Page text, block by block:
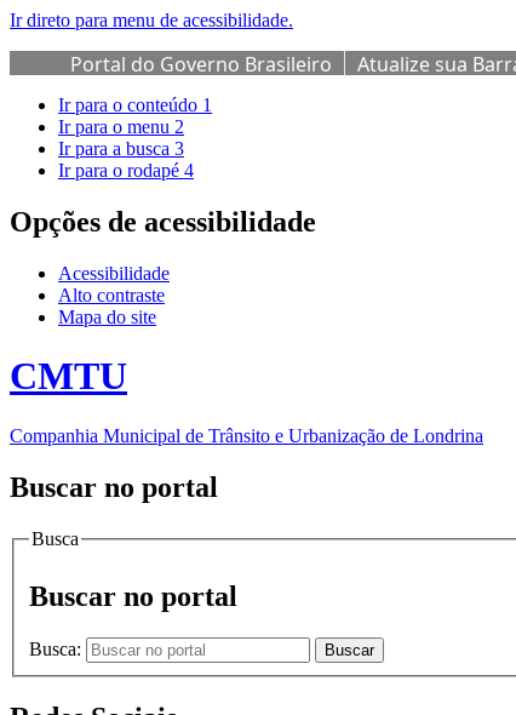
Ir direto para menu de acessibilidade.
Portal do Governo Brasileiro Atualize sua
Ir para o conteúdo 1
Ir para o menu 2
Ir para a busca 3
Ir para o rodapé 4
Opções de acessibilidade
Acessibilidade
Alto contraste
Mapa do site
CMTU
Companhia Municipal de Trânsito e Urbanização de Londrina
Buscar no portal
Busca
Buscar no portal
Busca: Buscar